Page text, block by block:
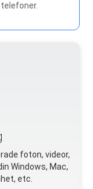
foton, videor,
Windows, Mac,
etc.